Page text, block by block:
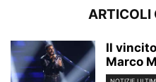
ARTICOLI
Il
Marco